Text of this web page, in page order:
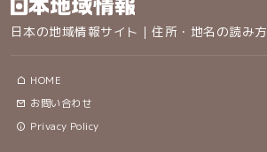
日本の地域情報サイト｜住所・地名の読み方
HOME
お問い合わせ
Privacy Policy